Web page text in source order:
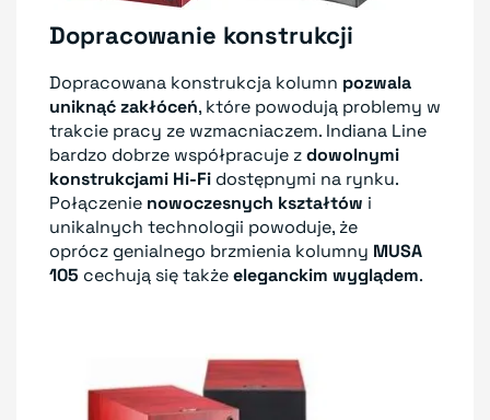
Dopracowanie konstrukcji
Dopracowana konstrukcja kolumn pozwala
uniknąć zakłóceń, które powodują problemy w
trakcie pracy ze wzmacniaczem. Indiana Line
bardzo dobrze współpracuje zdowolnymi
konstrukcjami Hi-Fi dostępnymi na rynku.
Połączenie nowoczesnych kształtów i
unikalnych technologii powoduje, że
oprócz genialnego brzmienia kolumny MUSA
105 cechują się takżeeleganckim wyglądem.